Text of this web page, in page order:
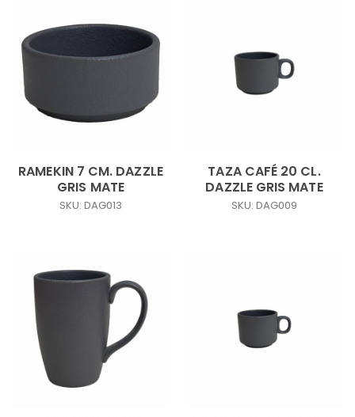
RAMEKIN 7 CM. DAZZLE
GRIS MATE
SKU: DAG013
TAZA CAFÉ 20 CL.
DAZZLE GRIS MATE
SKU: DAG009